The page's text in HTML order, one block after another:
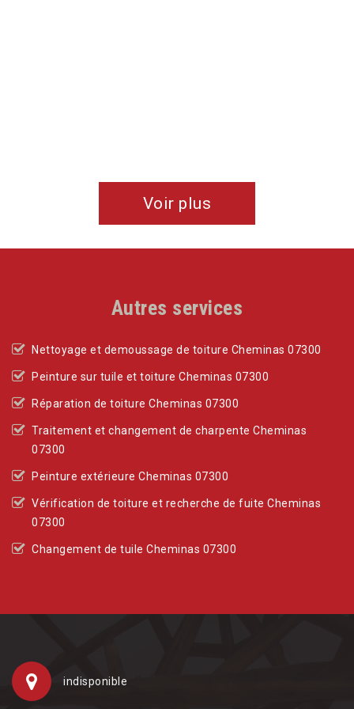
Voir plus
Autres services
Nettoyage et demoussage de toiture Cheminas 07300
Peinture sur tuile et toiture Cheminas 07300
Réparation de toiture Cheminas 07300
Traitement et changement de charpente Cheminas
07300
Peinture extérieure Cheminas 07300
Vérification de toiture et recherche de fuite Cheminas
07300
Changement de tuile Cheminas 07300
indisponible